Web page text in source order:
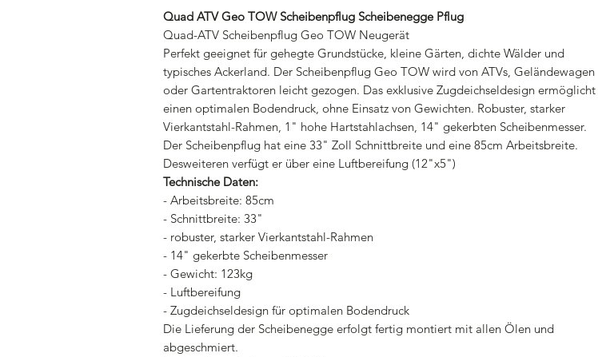
Quad ATV Geo TOW Scheibenpflug Scheibenegge Pflug
Quad-ATV Scheibenpflug Geo TOW Neugerät
Perfekt geeignet für gehegte Grundstücke, kleine Gärten, dichte Wälder und
typisches Ackerland. Der Scheibenpflug Geo TOW wird von ATVs, Geländewagen
oder Gartentraktoren leicht gezogen. Das exklusive Zugdeichseldesign ermöglicht
einen optimalen Bodendruck, ohne Einsatz von Gewichten. Robuster, starker
Vierkantstahl-Rahmen, 1" hohe Hartstahlachsen, 14" gekerbten Scheibenmesser.
Der Scheibenpflug hat eine 33" Zoll Schnittbreite und eine 85cm Arbeitsbreite.
Desweiteren verfügt er über eine Luftbereifung (12"x5")
Technische Daten:
- Arbeitsbreite: 85cm
- Schnittbreite: 33"
- robuster, starker Vierkantstahl-Rahmen
- 14" gekerbte Scheibenmesser
- Gewicht: 123kg
- Luftbereifung
- Zugdeichseldesign für optimalen Bodendruck
Die Lieferung der Scheibenegge erfolgt fertig montiert mit allen Ölen und
abgeschmiert.